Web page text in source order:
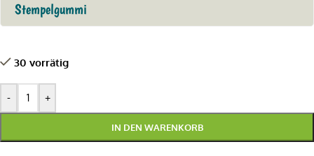
Stempelgummi
30 vorrätig
- +
IN DEN WARENKORB